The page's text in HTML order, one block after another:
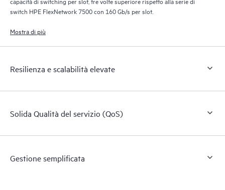
switch HPE FlexNetwork 7500 con 160 Gb/s per slot.
Mostra di più
Resilienza e scalabilità elevate
Solida Qualità del servizio (QoS)
Gestione semplificata